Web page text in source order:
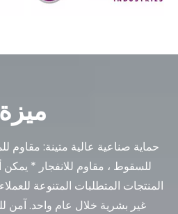
ميزة
حماية صناعية عالية متينة: مقاوم
للسقوط ، مقاوم للانفجار * يمكن
المنتجات المتطلبات المتنوعة
غير بشرية خلال عام واحد. آمن